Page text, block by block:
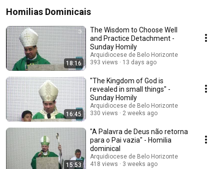
Homilias Dominicais
18:16
The Wisdom to Choose Well
and Practice Detachment -
Sunday Homily
Arquidiocese de Belo Horizonte
393 views
13 days ago
16:45
"The Kingdom of God is
revealed in small things" -
Sunday Homily
Arquidiocese de Belo Horizonte
330 views
2 weeks ago
15:53
"A Palavra de Deus não retorna
para o Pai vazia" - Homilia
dominical
Arquidiocese de Belo Horizonte
418 views
3 weeks ago